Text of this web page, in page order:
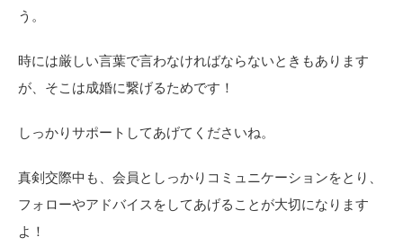
う。
時には厳しい言葉で言わなければならないときもあります
が、そこは成婚に繋げるためです！
しっかりサポートしてあげてくださいね。
真剣交際中も、会員としっかりコミュニケーションをとり、
フォローやアドバイスをしてあげることが大切になります
よ！